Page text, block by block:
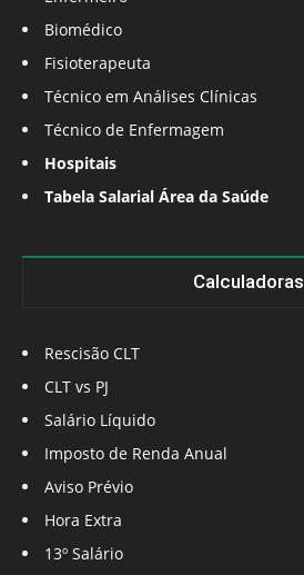
Biomédico
Fisioterapeuta
Técnico em Análises Clínicas
Técnico de Enfermagem
Hospitais
Tabela Salarial Área da Saúde
Calculadoras
Rescisão CLT
CLT vs PJ
Salário Líquido
Imposto de Renda Anual
Aviso Prévio
Hora Extra
13º Salário